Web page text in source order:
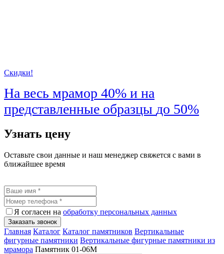
Скидки!
На весь мрамор 40% и на
представленные образцы до 50%
Узнать цену
Оставьте свои данные и наш менеджер свяжется с вами в
ближайшее время
Я согласен на обработку персональных данных
Заказать звонок
Главная Каталог Каталог памятников Вертикальные
фигурные памятники Вертикальные фигурные памятники из
мрамора Памятник 01-06М